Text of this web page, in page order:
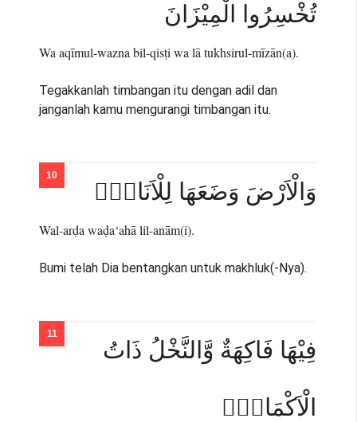
تُخْسِرُوا الْمِيْزَانَ
Wa aqīmul-wazna bil-qisṭi wa lā tukhsirul-mīzān(a).
Tegakkanlah timbangan itu dengan adil dan
janganlah kamu mengurangi timbangan itu.
وَالْاَرْضَ وَضَعَهَا لِلْاَنَامِۙ
Wal-arḍa waḍa‘ahā lil-anām(i).
Bumi telah Dia bentangkan untuk makhluk(-Nya).
فِيْهَا فَاكِهَةٌ وَّالنَّخْلُ ذَاتُ
الْاَكْمَامِۖ